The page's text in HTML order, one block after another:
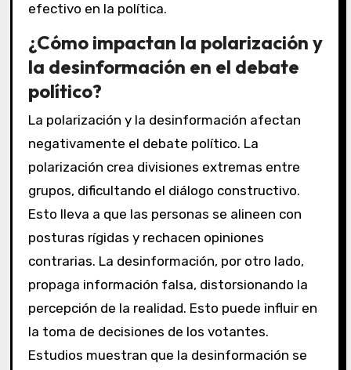
efectivo en la política.
¿Cómo impactan la polarización y
la desinformación en el debate
político?
La polarización y la desinformación afectan
negativamente el debate político. La
polarización crea divisiones extremas entre
grupos, dificultando el diálogo constructivo.
Esto lleva a que las personas se alineen con
posturas rígidas y rechacen opiniones
contrarias. La desinformación, por otro lado,
propaga información falsa, distorsionando la
percepción de la realidad. Esto puede influir en
la toma de decisiones de los votantes.
Estudios muestran que la desinformación se